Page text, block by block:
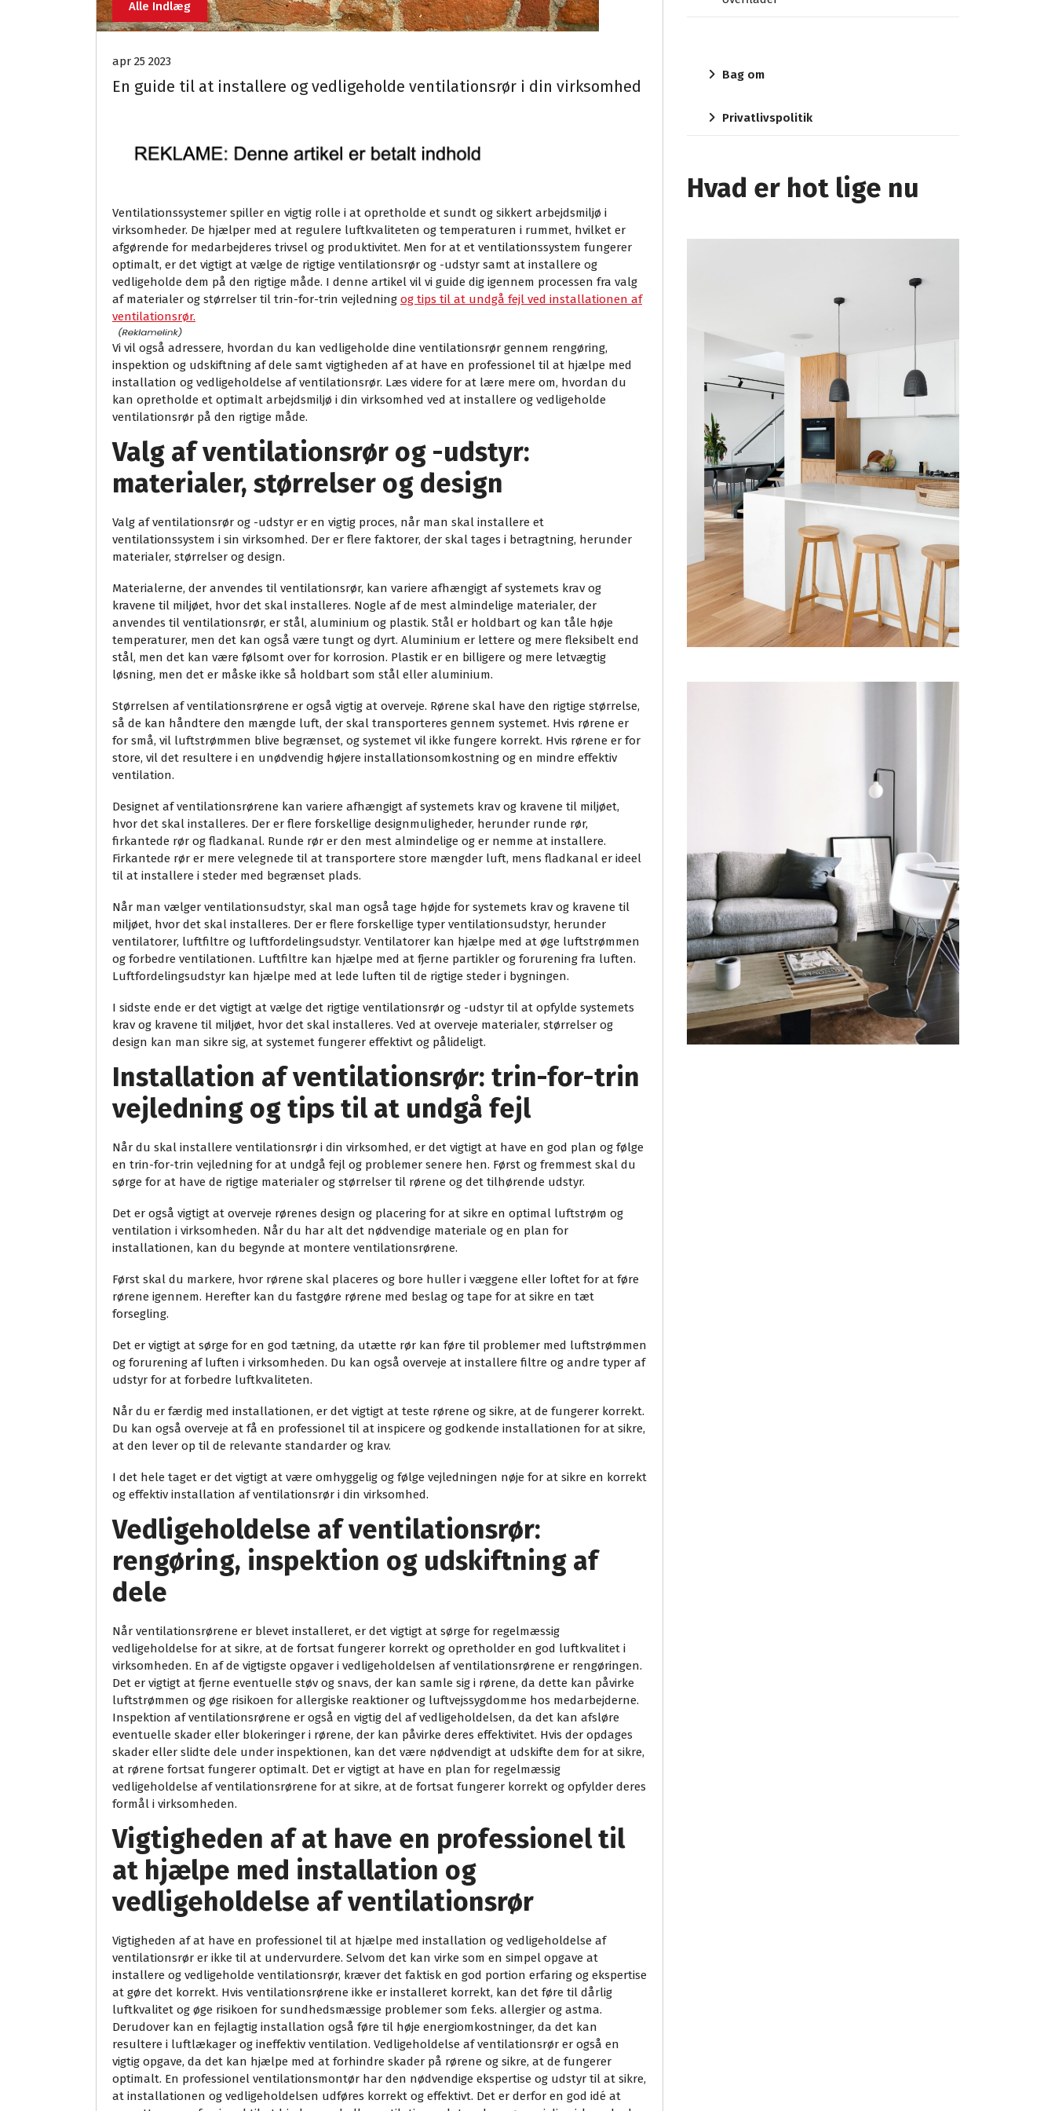
Alle Indlæg
apr 25 2023
En guide til at installere og vedligeholde ventilationsrør i din virksomhed
Ventilationssystemer spiller en vigtig rolle i at opretholde et sundt og sikkert arbejdsmiljø i
virksomheder. De hjælper med at regulere luftkvaliteten og temperaturen i rummet, hvilket er
afgørende for medarbejderes trivsel og produktivitet. Men for at et ventilationssystem fungerer
optimalt, er det vigtigt at vælge de rigtige ventilationsrør og -udstyr samt at installere og
vedligeholde dem på den rigtige måde. I denne artikel vil vi guide dig igennem processen fra valg
af materialer og størrelser til trin-for-trin vejledning og tips til at undgå fejl ved installationen af
ventilationsrør.
Vi vil også adressere, hvordan du kan vedligeholde dine ventilationsrør gennem rengøring,
inspektion og udskiftning af dele samt vigtigheden af at have en professionel til at hjælpe med
installation og vedligeholdelse af ventilationsrør. Læs videre for at lære mere om, hvordan du
kan opretholde et optimalt arbejdsmiljø i din virksomhed ved at installere og vedligeholde
ventilationsrør på den rigtige måde.
Valg af ventilationsrør og -udstyr:
materialer, størrelser og design
Valg af ventilationsrør og -udstyr er en vigtig proces, når man skal installere et
ventilationssystem i sin virksomhed. Der er flere faktorer, der skal tages i betragtning, herunder
materialer, størrelser og design.
Materialerne, der anvendes til ventilationsrør, kan variere afhængigt af systemets krav og
kravene til miljøet, hvor det skal installeres. Nogle af de mest almindelige materialer, der
anvendes til ventilationsrør, er stål, aluminium og plastik. Stål er holdbart og kan tåle høje
temperaturer, men det kan også være tungt og dyrt. Aluminium er lettere og mere fleksibelt end
stål, men det kan være følsomt over for korrosion. Plastik er en billigere og mere letvægtig
løsning, men det er måske ikke så holdbart som stål eller aluminium.
Størrelsen af ventilationsrørene er også vigtig at overveje. Rørene skal have den rigtige størrelse,
så de kan håndtere den mængde luft, der skal transporteres gennem systemet. Hvis rørene er
for små, vil luftstrømmen blive begrænset, og systemet vil ikke fungere korrekt. Hvis rørene er for
store, vil det resultere i en unødvendig højere installationsomkostning og en mindre effektiv
ventilation.
Designet af ventilationsrørene kan variere afhængigt af systemets krav og kravene til miljøet,
hvor det skal installeres. Der er flere forskellige designmuligheder, herunder runde rør,
firkantede rør og fladkanal. Runde rør er den mest almindelige og er nemme at installere.
Firkantede rør er mere velegnede til at transportere store mængder luft, mens fladkanal er ideel
til at installere i steder med begrænset plads.
Når man vælger ventilationsudstyr, skal man også tage højde for systemets krav og kravene til
miljøet, hvor det skal installeres. Der er flere forskellige typer ventilationsudstyr, herunder
ventilatorer, luftfiltre og luftfordelingsudstyr. Ventilatorer kan hjælpe med at øge luftstrømmen
og forbedre ventilationen. Luftfiltre kan hjælpe med at fjerne partikler og forurening fra luften.
Luftfordelingsudstyr kan hjælpe med at lede luften til de rigtige steder i bygningen.
I sidste ende er det vigtigt at vælge det rigtige ventilationsrør og -udstyr til at opfylde systemets
krav og kravene til miljøet, hvor det skal installeres. Ved at overveje materialer, størrelser og
design kan man sikre sig, at systemet fungerer effektivt og pålideligt.
Installation af ventilationsrør: trin-for-trin
vejledning og tips til at undgå fejl
Når du skal installere ventilationsrør i din virksomhed, er det vigtigt at have en god plan og følge
en trin-for-trin vejledning for at undgå fejl og problemer senere hen. Først og fremmest skal du
sørge for at have de rigtige materialer og størrelser til rørene og det tilhørende udstyr.
Det er også vigtigt at overveje rørenes design og placering for at sikre en optimal luftstrøm og
ventilation i virksomheden. Når du har alt det nødvendige materiale og en plan for
installationen, kan du begynde at montere ventilationsrørene.
Først skal du markere, hvor rørene skal placeres og bore huller i væggene eller loftet for at føre
rørene igennem. Herefter kan du fastgøre rørene med beslag og tape for at sikre en tæt
forsegling.
Det er vigtigt at sørge for en god tætning, da utætte rør kan føre til problemer med luftstrømmen
og forurening af luften i virksomheden. Du kan også overveje at installere filtre og andre typer af
udstyr for at forbedre luftkvaliteten.
Når du er færdig med installationen, er det vigtigt at teste rørene og sikre, at de fungerer korrekt.
Du kan også overveje at få en professionel til at inspicere og godkende installationen for at sikre,
at den lever op til de relevante standarder og krav.
I det hele taget er det vigtigt at være omhyggelig og følge vejledningen nøje for at sikre en korrekt
og effektiv installation af ventilationsrør i din virksomhed.
Vedligeholdelse af ventilationsrør:
rengøring, inspektion og udskiftning af
dele
Når ventilationsrørene er blevet installeret, er det vigtigt at sørge for regelmæssig
vedligeholdelse for at sikre, at de fortsat fungerer korrekt og opretholder en god luftkvalitet i
virksomheden. En af de vigtigste opgaver i vedligeholdelsen af ventilationsrørene er rengøringen.
Det er vigtigt at fjerne eventuelle støv og snavs, der kan samle sig i rørene, da dette kan påvirke
luftstrømmen og øge risikoen for allergiske reaktioner og luftvejssygdomme hos medarbejderne.
Inspektion af ventilationsrørene er også en vigtig del af vedligeholdelsen, da det kan afsløre
eventuelle skader eller blokeringer i rørene, der kan påvirke deres effektivitet. Hvis der opdages
skader eller slidte dele under inspektionen, kan det være nødvendigt at udskifte dem for at sikre,
at rørene fortsat fungerer optimalt. Det er vigtigt at have en plan for regelmæssig
vedligeholdelse af ventilationsrørene for at sikre, at de fortsat fungerer korrekt og opfylder deres
formål i virksomheden.
Vigtigheden af at have en professionel til
at hjælpe med installation og
vedligeholdelse af ventilationsrør
Vigtigheden af at have en professionel til at hjælpe med installation og vedligeholdelse af
ventilationsrør er ikke til at undervurdere. Selvom det kan virke som en simpel opgave at
installere og vedligeholde ventilationsrør, kræver det faktisk en god portion erfaring og ekspertise
at gøre det korrekt. Hvis ventilationsrørene ikke er installeret korrekt, kan det føre til dårlig
luftkvalitet og øge risikoen for sundhedsmæssige problemer som f.eks. allergier og astma.
Derudover kan en fejlagtig installation også føre til høje energiomkostninger, da det kan
resultere i luftlækager og ineffektiv ventilation. Vedligeholdelse af ventilationsrør er også en
vigtig opgave, da det kan hjælpe med at forhindre skader på rørene og sikre, at de fungerer
optimalt. En professionel ventilationsmontør har den nødvendige ekspertise og udstyr til at sikre,
at installationen og vedligeholdelsen udføres korrekt og effektivt. Det er derfor en god idé at
Bag om
Privatlivspolitik
Hvad er hot lige nu